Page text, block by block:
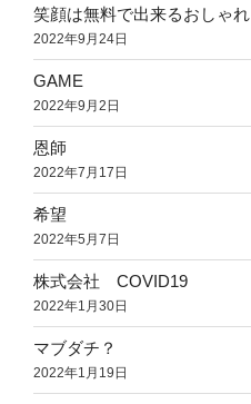
笑顔は無料で出来るおしゃれ
2022年9月24日
GAME
2022年9月2日
恩師
2022年7月17日
希望
2022年5月7日
株式会社 COVID19
2022年1月30日
マブダチ？
2022年1月19日